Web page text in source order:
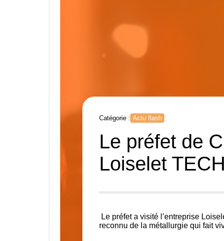
Catégorie : Actu flash
Le préfet de
Loiselet
Le préfet a visité l’entreprise
reconnu de la métallurgie qui fait